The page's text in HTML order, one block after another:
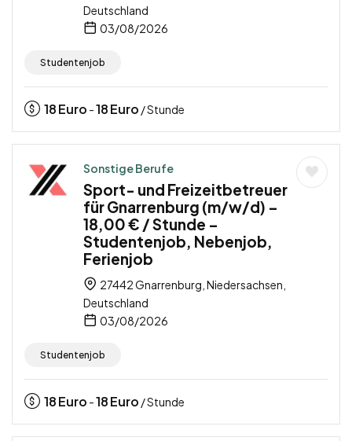
Deutschland
03/08/2026
Studentenjob
18Euro -18Euro / Stunde
Sonstige Berufe
Sport- und Freizeitbetreuer
für Gnarrenburg (m/w/d) –
18,00 € / Stunde –
Studentenjob, Nebenjob,
Ferienjob
27442 Gnarrenburg, Niedersachsen,
Deutschland
03/08/2026
Studentenjob
18Euro -18Euro / Stunde